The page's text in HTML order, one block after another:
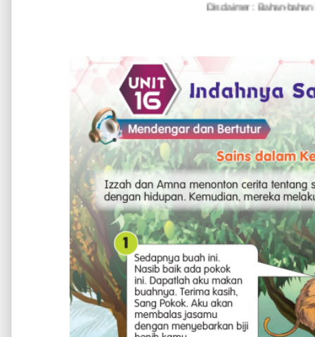
Disclaimer : Bahan-bahan untuk tujuan PDPC sahaja